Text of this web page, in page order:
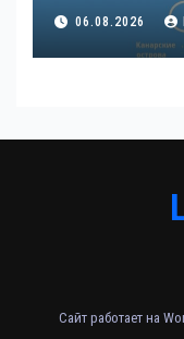
06.08.2026
Сайт работает на